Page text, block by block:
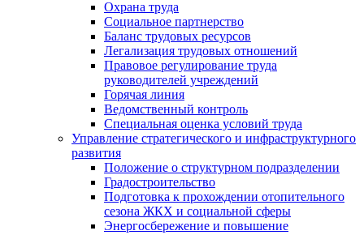
Охрана труда
Социальное партнерство
Баланс трудовых ресурсов
Легализация трудовых отношений
Правовое регулирование труда
руководителей учреждений
Горячая линия
Ведомственный контроль
Специальная оценка условий труда
Управление стратегического и инфраструктурного
развития
Положение о структурном подразделении
Градостроительство
Подготовка к прохождении отопительного
сезона ЖКХ и социальной сферы
Энергосбережение и повышение